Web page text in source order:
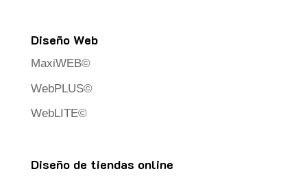
Diseño Web
MaxiWEB©
WebPLUS©
WebLITE©
Diseño de tiendas online